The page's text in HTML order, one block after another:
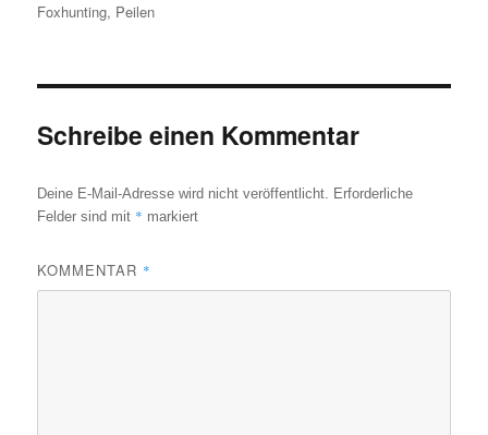
Foxhunting, Peilen
Schreibe einen Kommentar
Deine E-Mail-Adresse wird nicht veröffentlicht.
Erforderliche
Felder sind mit * markiert
KOMMENTAR *